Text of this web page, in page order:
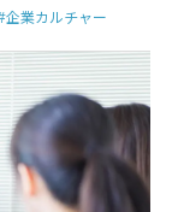
企業カルチャー